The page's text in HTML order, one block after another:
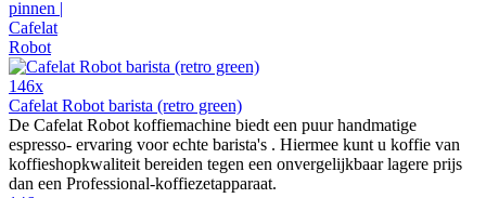
146x
Cafelat Robot barista (retro green)
De Cafelat Robot koffiemachine biedt een puur handmatige
espresso- ervaring voor echte barista's . Hiermee kunt u koffie van
koffieshopkwaliteit bereiden tegen een onvergelijkbaar lagere prijs
dan een Professional-koffiezetapparaat.